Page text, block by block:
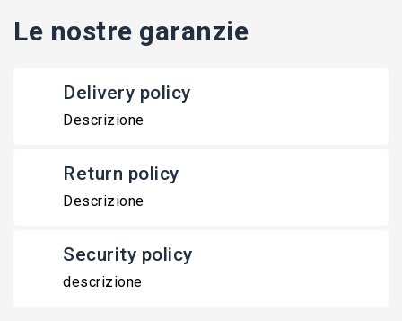
Le nostre garanzie
Delivery policy
Descrizione
Return policy
Descrizione
Security policy
descrizione